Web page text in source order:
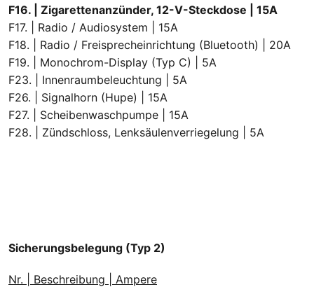
F16. | Zigarettenanzünder, 12-V-Steckdose | 15A
F17. | Radio / Audiosystem | 15A
F18. | Radio / Freisprecheinrichtung (Bluetooth) | 20A
F19. | Monochrom-Display (Typ C) | 5A
F23. | Innenraumbeleuchtung | 5A
F26. | Signalhorn (Hupe) | 15A
F27. | Scheibenwaschpumpe | 15A
F28. | Zündschloss, Lenksäulenverriegelung | 5A
Sicherungsbelegung (Typ 2)
Nr. | Beschreibung | Ampere